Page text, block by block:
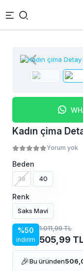
Kadın çima
Yorum yok
Beden
38 40
Renk
Saks Mavi
%50
indirim
1.011,99 TL
505,99
🎉Bu üründen